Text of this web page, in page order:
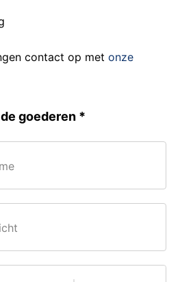
contact op met onze
goederen